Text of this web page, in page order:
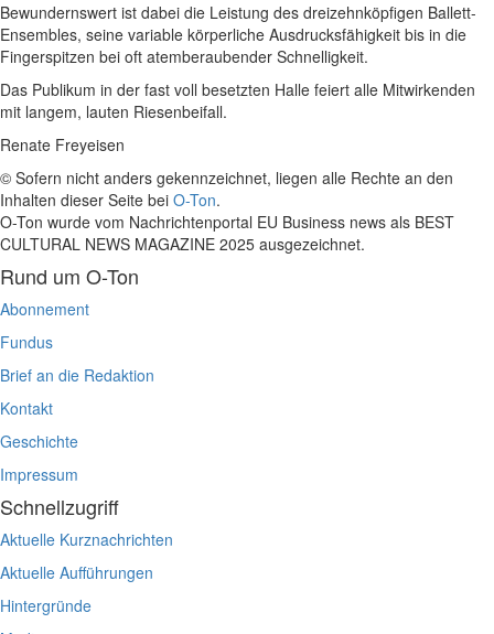
Bewundernswert ist dabei die Leistung des dreizehnköpfigen Ballett-
Ensembles, seine variable körperliche Ausdrucksfähigkeit bis in die
Fingerspitzen bei oft atemberaubender Schnelligkeit.
Das Publikum in der fast voll besetzten Halle feiert alle Mitwirkenden
mit langem, lauten Riesenbeifall.
Renate Freyeisen
© Sofern nicht anders gekennzeichnet, liegen alle Rechte an den
Inhalten dieser Seite bei O-Ton.
O-Ton wurde vom Nachrichtenportal EU Business news als BEST
CULTURAL NEWS MAGAZINE 2025 ausgezeichnet.
Rund um O-Ton
Abonnement
Fundus
Brief an die Redaktion
Kontakt
Geschichte
Impressum
Schnellzugriff
Aktuelle Kurznachrichten
Aktuelle Aufführungen
Hintergründe